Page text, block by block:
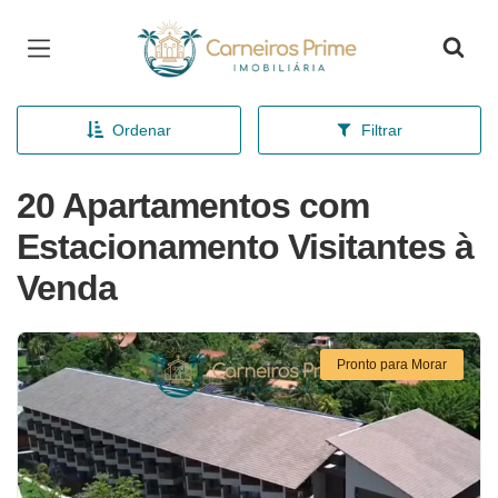
Página inicial
Ordenar Filtrar
20 Apartamentos com
Estacionamento Visitantes à
Venda
Pronto para Morar